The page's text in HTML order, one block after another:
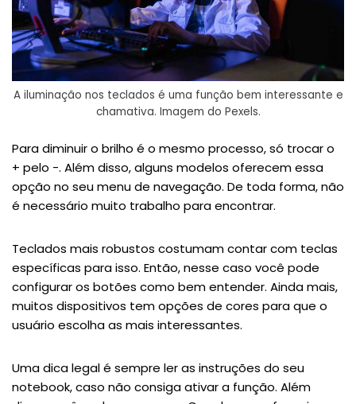
A iluminação nos teclados é uma função bem interessante e
chamativa. Imagem do Pexels.
Para diminuir o brilho é o mesmo processo, só trocar o
+ pelo -. Além disso, alguns modelos oferecem essa
opção no seu menu de navegação. De toda forma, não
é necessário muito trabalho para encontrar.
Teclados mais robustos costumam contar com teclas
específicas para isso. Então, nesse caso você pode
configurar os botões como bem entender. Ainda mais,
muitos dispositivos tem opções de cores para que o
usuário escolha as mais interessantes.
Uma dica legal é sempre ler as instruções do seu
notebook, caso não consiga ativar a função. Além